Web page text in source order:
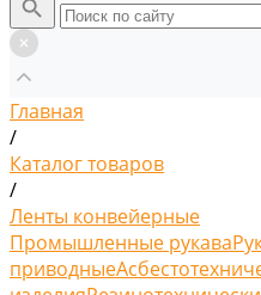
Главная
/
Каталог товаров
/
Ленты конвейерные
Промышленные рукава
приводные